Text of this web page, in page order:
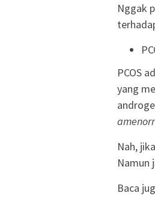
Nggak
PCOS
yang
Nah,
Namun
Baca